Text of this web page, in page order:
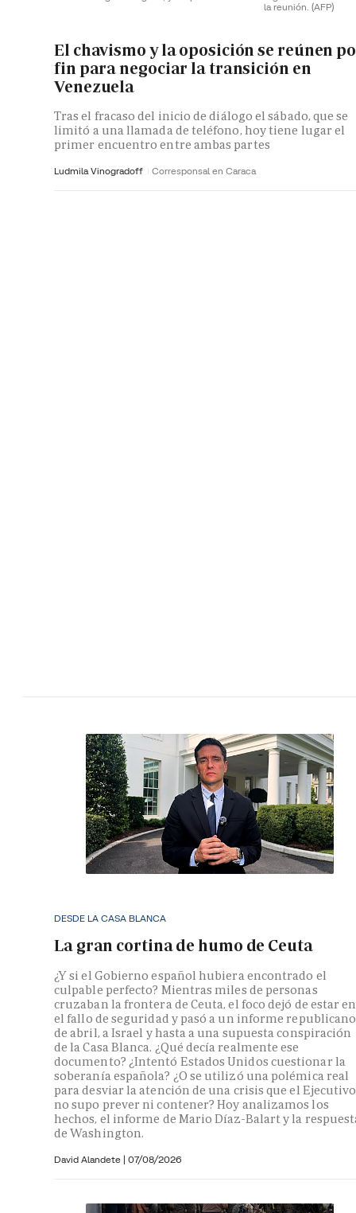
la reunión. (AFP)
El chavismo y la oposición se reúnen
fin para negociar la transición en
Venezuela
Tras el fracaso del inicio de diálogo el sábado, que se
limitó a una llamada de teléfono, hoy tiene lugar el
primer encuentro entre ambas partes
Ludmila Vinogradoff Corresponsal en Caraca
DESDE LA CASA BLANCA
La gran cortina de humo de Ceuta
¿Y si el Gobierno español hubiera encontrado el
culpable perfecto? Mientras miles de personas
cruzaban la frontera de Ceuta, el foco dejó de estar en
el fallo de seguridad y pasó a un informe republicano
de abril, a Israel y hasta a una supuesta conspiración
de la Casa Blanca. ¿Qué decía realmente ese
documento? ¿Intentó Estados Unidos cuestionar la
soberanía española? ¿O se utilizó una polémica real
para desviar la atención de una crisis que el Ejecutivo
no supo prever ni contener? Hoy analizamos los
hechos, el informe de Mario Díaz-Balart y la
de Washington.
David Alandete | 07/08/2026